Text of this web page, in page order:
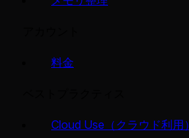
料金
Cloud Use（クラウド利用）